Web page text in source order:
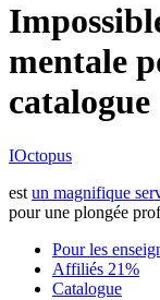
mentale
catalogue
IOctopus
est un magnifique
pour une plongée
Pour les
Affiliés 21%
Catalogue